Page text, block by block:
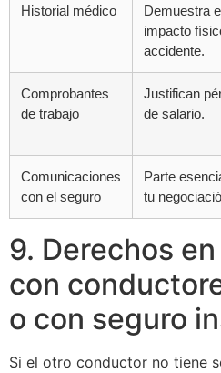
Historial médico
Demuestra
impacto
accidente.
Comprobantes
de trabajo
Justifican
de salario.
Comunicaciones
con el seguro
Parte
tu
9. Derechos
con
o con seguro
Si el otro conductor no tiene